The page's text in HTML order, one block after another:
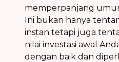
memperpanjang
Ini bukan hanya
instan tetapi juga
nilai investasi awal
dengan baik dan